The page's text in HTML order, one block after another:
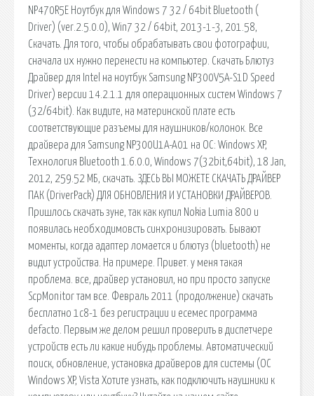
NP470R5E Ноутбук для Windows 7 32 / 64bit Bluetooth (
Driver) (ver.2.5.0.0), Win7 32 / 64bit, 2013-1-3, 201.58,
Скачать. Для того, чтобы обрабатывать свои фотографии,
сначала их нужно перенести на компьютер. Скачать Блютуз
Драйвер для Intel на ноутбук Samsung NP300V5A-S1D Speed
Driver) версии 14.2.1.1 для операционных систем Windows 7
(32/64bit). Как видите, на материнской плате есть
соответствующие разъемы для наушников/колонок. Все
драйвера для Samsung NP300U1A-A01 на ОС: Windows XP,
Технология Bluetooth 1.6.0.0, Windows 7(32bit,64bit), 18 Jan,
2012, 259.52 МБ, скачать. ЗДЕСЬ ВЫ МОЖЕТЕ СКАЧАТЬ ДРАЙВЕР
ПАК (DriverPack) ДЛЯ ОБНОВЛЕНИЯ И УСТАНОВКИ ДРАЙВЕРОВ.
Пришлось скачать зуне, так как купил Nokia Lumia 800 и
появилась необходимовсть синхронизировать. Бывают
моменты, когда адаптер ломается и блютуз (bluetooth) не
видит устройства. На примере. Привет. у меня такая
проблема. все, драйвер установил, но при просто запуске
ScpMonitor там все. Февраль 2011 (продолжение) скачать
бесплатно 1с8-1 без регистрации и есемес программа
defacto. Первым же делом решил проверить в диспетчере
устройств есть ли какие нибудь проблемы. Автоматический
поиск, обновление, установка драйверов для системы (ОС
Windows XP, Vista Хотите узнать, как подключить наушники к